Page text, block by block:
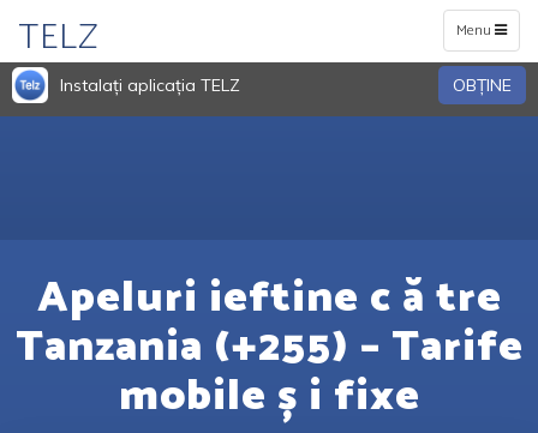
Toggle
navigation
Menu
TELZ
Instalați aplicația TELZ OBŢINE
Apeluri ieftine c ă tre
Tanzania (+255) – Tarife
mobile ș i fixe